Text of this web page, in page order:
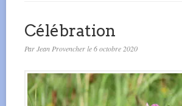
Célébration
Par Jean Provencher le 6 octobre 2020